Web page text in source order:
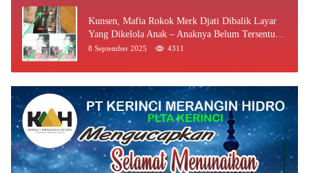
Kunsen, Mafia Rokok Merk Djati Dibalik Layar
Yang Dikelola Anak – Anaknya Belum Tersentuh
Bea Cukai Jambi
8 September 2025 4311